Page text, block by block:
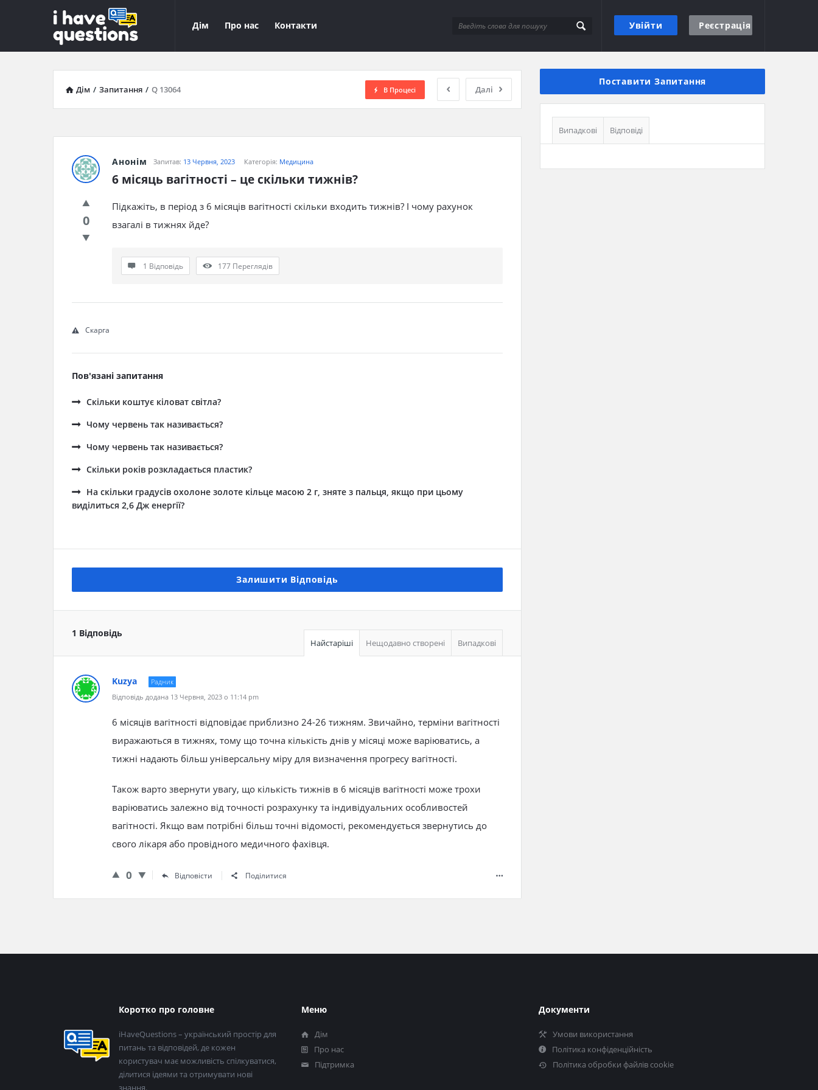
Увійти Реєстрація
iHaveQuestions
Навігація
Дім Про нас Контакти
Дім / Запитання / Q 13064 Далі
В Процесі
Анонім Запитав: 13 Червня, 2023 Категорія: Медицина
6 місяць вагітності – це скільки тижнів?
0
Підкажіть, в період з 6 місяців вагітності скільки входить тижнів? І чому рахунок
взагалі в тижнях йде?
1 Відповідь 177 Переглядів
Скарга
Пов'язані запитання
Скільки коштує кіловат світла?
Чому червень так називається?
Чому червень так називається?
Cкільки років розкладається пластик?
На скільки градусів охолоне золоте кільце масою 2 г, зняте з пальця, якщо при цьому
виділиться 2,6 Дж енергії?
Залишити Відповідь
1 Відповідь
Найстаріші Нещодавно створені Випадкові
Kuzya
Радник
Відповідь додана 13 Червня, 2023 о 11:14 pm
6 місяців вагітності відповідає приблизно 24-26 тижням. Звичайно, терміни вагітності
виражаються в тижнях, тому що точна кількість днів у місяці може варіюватись, а
тижні надають більш універсальну міру для визначення прогресу вагітності.
Також варто звернути увагу, що кількість тижнів в 6 місяців вагітності може трохи
варіюватись залежно від точності розрахунку та індивідуальних особливостей
вагітності. Якщо вам потрібні більш точні відомості, рекомендується звернутись до
свого лікаря або провідного медичного фахівця.
0 Відповісти Поділитися
Поставити Запитання
Випадкові Відповіді
колонтитул
Коротко про головне
iHaveQuestions – український простір для
питань та відповідей, де кожен
користувач має можливість спілкуватися,
ділитися ідеями та отримувати нові
знання.
Меню
Дім
Про нас
Підтримка
Документи
Умови використання
Політика конфіденційність
Політика обробки файлів cookie